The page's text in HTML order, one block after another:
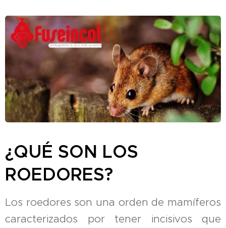
¿QUÉ SON LOS
ROEDORES?
Los roedores son una orden de mamíferos
caracterizados por tener incisivos que